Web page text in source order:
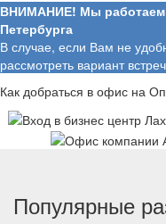
ВНИМАНИЕ! Мы работаем
Петербурга
В случае, если Вам не
рассмотреть вариант
Как добраться в офис на
Популярные